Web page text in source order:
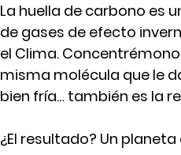
La huella de carbono es
de gases de efecto
el Clima.
misma molécula que le
bien fría… también es la
¿El resultado? Un